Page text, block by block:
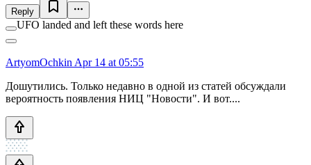
Reply
UFO landed and left these words here
ArtyomOchkin Apr 14 at 05:55
Дошутились. Только недавно в одной из статей обсуждали
вероятность появления НИЦ "Новости". И вот....